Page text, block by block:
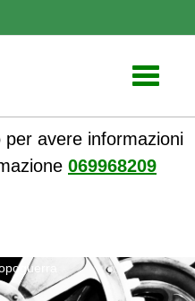
Toggle
avere informazioni
069968209